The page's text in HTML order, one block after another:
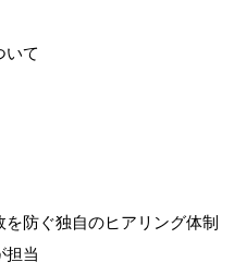
いて
を防ぐ独自のヒアリング体制
担当